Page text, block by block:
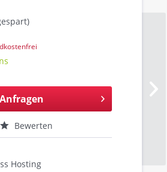
Anfragen
Bewerten
Hosting